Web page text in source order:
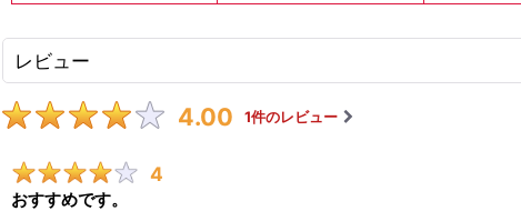
レビュー
4.00 1件のレビュー
4
おすすめです。